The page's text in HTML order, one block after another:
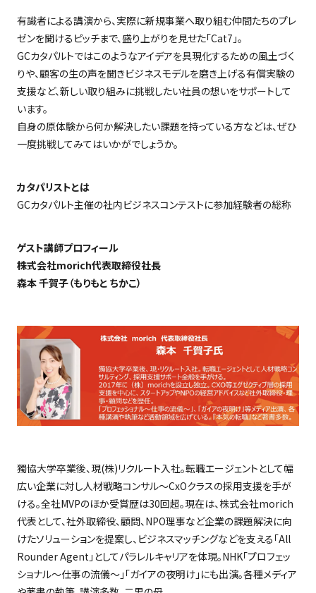
有識者による講演から、実際に新規事業へ取り組む仲間たちのプレ
ゼンを聞けるピッチまで、盛り上がりを見せた「Cat7 」。
GCカタパルトではこのようなアイデアを具現化するための風土づく
りや、顧客の生の声を聞きビジネスモデルを磨き上げる有償実験の
支援など、新しい取り組みに挑戦したい社員の想いをサポートして
います。
自身の原体験から何か解決したい課題を持っている方などは、ぜひ
一度挑戦してみてはいかがでしょうか。
カタパリストとは
GCカタパルト主催の社内ビジネスコンテストに参加経験者の総称
ゲスト講師プロフィール
株式会社morich代表取締役社長
森本 千賀子（もりもと ちかこ）
獨協大学卒業後、現(株)リクルート入社。転職エージェントとして幅
広い企業に対し人材戦略コンサル～CxOクラスの採用支援を手が
ける。全社MVPのほか受賞歴は30回超。現在は、株式会社morich
代表として、社外取締役、顧問、NPO理事など企業の課題解決に向
けたソリューションを提案し、ビジネスマッチングなどを支える「All
Rounder Agent 」としてパラレルキャリアを体現。NHK「プロフェッ
ショナル～仕事の流儀～」「ガイアの夜明け」にも出演。各種メディア